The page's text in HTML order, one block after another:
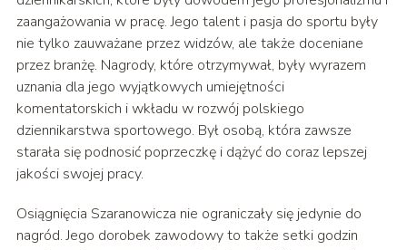
zaangażowania w pracę. Jego talent i pasja do sportu były
nie tylko zauważane przez widzów, ale także doceniane
przez branżę. Nagrody, które otrzymywał, były wyrazem
uznania dla jego wyjątkowych umiejętności
komentatorskich i wkładu w rozwój polskiego
dziennikarstwa sportowego. Był osobą, która zawsze
starała się podnosić poprzeczkę i dążyć do coraz lepszej
jakości swojej pracy.
Osiągnięcia Szaranowicza nie ograniczały się jedynie do
nagród. Jego dorobek zawodowy to także setki godzin